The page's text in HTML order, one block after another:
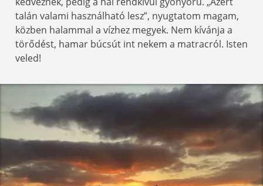
talán valami használható lesz”, nyugtatom magam,
közben halammal a vízhez megyek. Nem kívánja a
törődést, hamar búcsút int nekem a matracról. Isten
veled!